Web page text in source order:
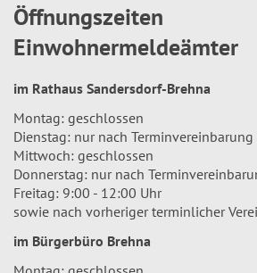
Öffnungszeiten
Einwohnermeldeämter
im Rathaus Sandersdorf-Brehna
Montag: geschlossen
Dienstag: nur nach Terminvereinbarung
Mittwoch: geschlossen
Donnerstag: nur nach
Freitag: 9:00 - 12:00 Uhr
sowie nach vorheriger terminlicher
im Bürgerbüro Brehna